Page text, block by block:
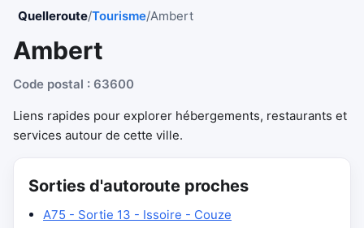
Quelleroute/Tourisme/Ambert
Ambert
Code postal : 63600
Liens rapides pour explorer hébergements, restaurants et
services autour de cette ville.
Sorties d'autoroute proches
A75 - Sortie 13 - Issoire - Couze